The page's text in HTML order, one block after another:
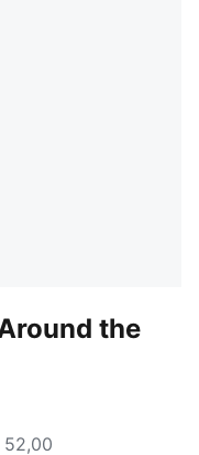
the
52,00